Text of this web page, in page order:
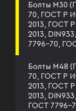
Болты М30
70, ГОСТ Р
2013, ГОСТ
2013,
7796-70,
Болты М48
70, ГОСТ Р
2013, ГОСТ
2013, DIN933,
ГОСТ 7796-